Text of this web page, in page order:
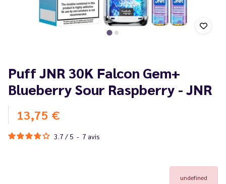
Puff JNR 30K Falcon Gem+
Blueberry Sour Raspberry - JNR
13,75 €
3.7 / 5 - 7 avis
undefined